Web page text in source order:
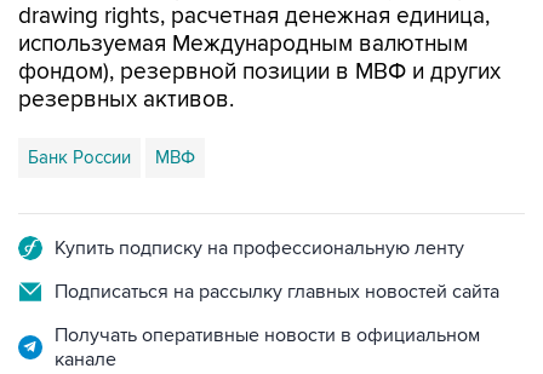
drawing rights, расчетная денежная единица,
используемая Международным валютным
фондом), резервной позиции в МВФ и других
резервных активов.
Банк России МВФ
Купить подписку на профессиональную ленту
Подписаться на рассылку главных новостей сайта
Получать оперативные новости в официальном
канале